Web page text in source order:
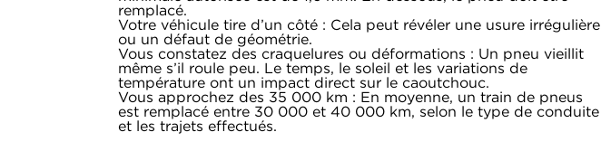
remplacé.
Votre véhicule tire d’un côté : Cela peut révéler une usure irrégulière
ou un défaut de géométrie.
Vous constatez des craquelures ou déformations : Un pneu vieillit
même s’il roule peu. Le temps, le soleil et les variations de
température ont un impact direct sur le caoutchouc.
Vous approchez des 35 000 km : En moyenne, un train de pneus
est remplacé entre 30 000 et 40 000 km, selon le type de conduite
et les trajets effectués.